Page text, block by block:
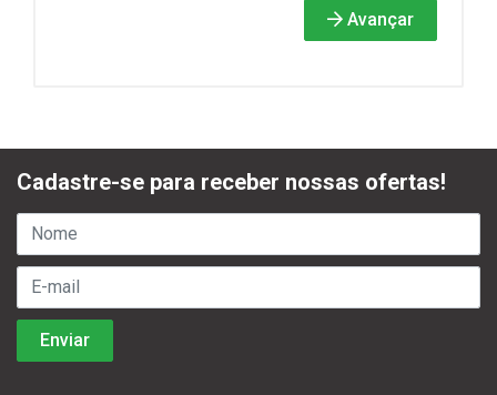
Avançar
Cadastre-se para receber nossas ofertas!